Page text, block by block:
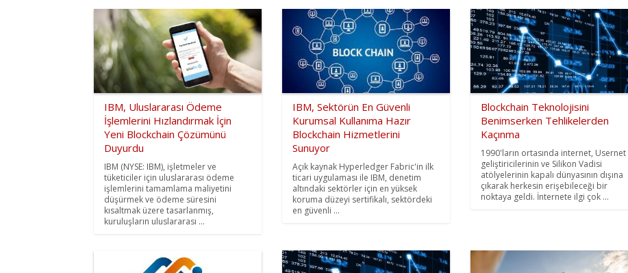
IBM, Uluslararası Ödeme
İşlemlerini Hızlandırmak İçin
Yeni Blockchain Çözümünü
Duyurdu
IBM (NYSE: IBM), işletmeler ve
tüketiciler için uluslararası ödeme
işlemlerini tamamlama maliyetini
düşürmek ve ödeme süresini
kısaltmak üzere tasarlanmış,
kuruluşların uluslararası ...
IBM, Sektörün En Güvenli
Kurumsal Kullanıma Hazır
Blockchain Hizmetlerini
Sunuyor
Açık kaynak Hyperledger Fabric'in ilk
ticari uygulaması ile IBM, denetim
altındaki sektörler için en yüksek
koruma düzeyi sertifikalı, sektördeki
en güvenli ...
Blockchain Teknolojisini
Benimserken Tehlikelerden
Kaçınma
1990'ların ortasında internet, Usernet
geliştiricilerinin ve Silikon Vadisi
atölyelerinin kapalı dünyasının dışına
çıkarak herkesin erişebileceği bir
noktaya geldi. İnternete ilgi çok ...